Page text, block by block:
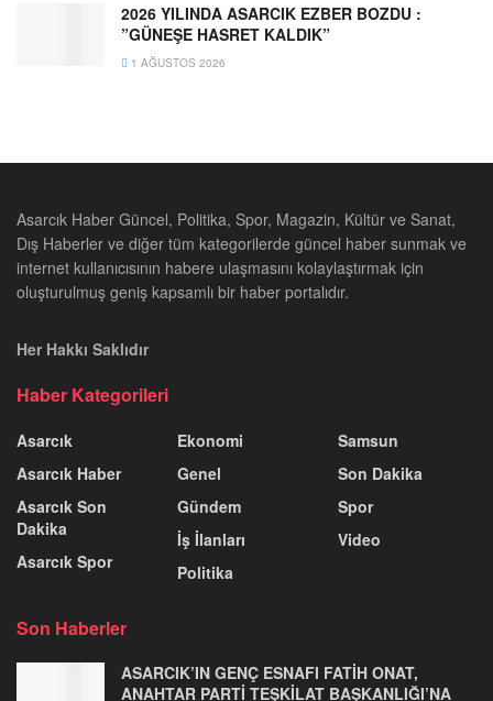
2026 YILINDA ASARCIK EZBER BOZDU :
”GÜNEŞE HASRET KALDIK”
1 AĞUSTOS 2026
Asarcık Haber Güncel, Politika, Spor, Magazin, Kültür ve Sanat,
Dış Haberler ve diğer tüm kategorilerde güncel haber sunmak ve
internet kullanıcısının habere ulaşmasını kolaylaştırmak için
oluşturulmuş geniş kapsamlı bir haber portalıdır.
Her Hakkı Saklıdır
Haber Kategorileri
Asarcık
Asarcık Haber
Asarcık Son
Dakika
Asarcık Spor
Ekonomi
Genel
Gündem
İş İlanları
Politika
Samsun
Son Dakika
Spor
Video
Son Haberler
ASARCIK’IN GENÇ ESNAFI FATİH ONAT,
ANAHTAR PARTİ TEŞKİLAT BAŞKANLIĞI’NA